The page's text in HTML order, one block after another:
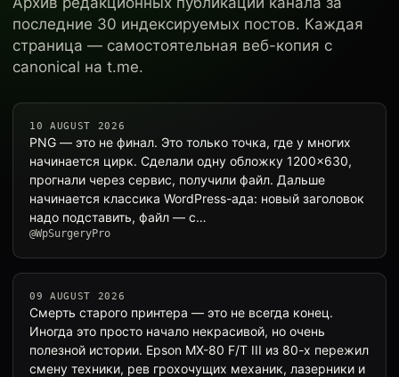
последние 30 индексируемых постов. Каждая
страница — самостоятельная веб-копия с
canonical на t.me.
10 AUGUST 2026
PNG — это не финал. Это только точка, где у многих
начинается цирк. Сделали одну обложку 1200×630,
прогнали через сервис, получили файл. Дальше
начинается классика WordPress-ада: новый заголовок
надо подставить, файл — с…
@WpSurgeryPro
09 AUGUST 2026
Смерть старого принтера — это не всегда конец.
Иногда это просто начало некрасивой, но очень
полезной истории. Epson MX-80 F/T III из 80-х пережил
смену техники, рев грохочущих механик, лазерники и